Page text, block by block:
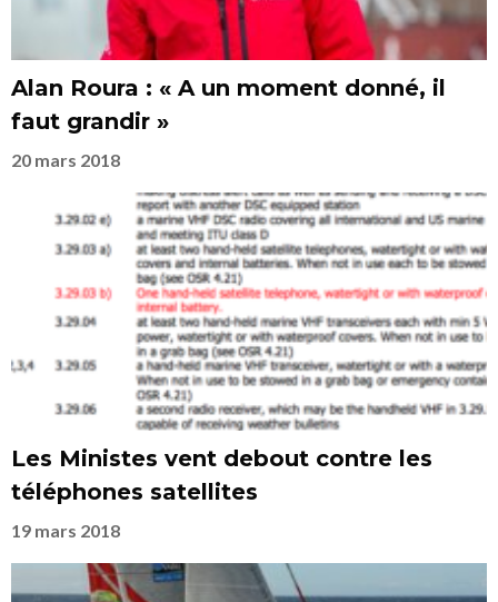
Alan Roura : « A un moment donné, il
faut grandir »
20 mars 2018
Les Ministes vent debout contre les
téléphones satellites
19 mars 2018